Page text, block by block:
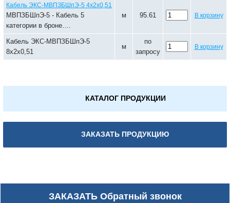
Кабель ЭКС-МВПЗБШпЭ-5 4х2х0,51
МВПЗБШпЭ-5 - Кабель 5
категории в броне….
м 95.61 В корзину
Кабель ЭКС-МВПЗБШпЭ-5
8х2х0,51
м
по
запросу
В корзину
КАТАЛОГ ПРОДУКЦИИ
ЗАКАЗАТЬ ПРОДУКЦИЮ
ЗАКАЗАТЬОбратный звонок